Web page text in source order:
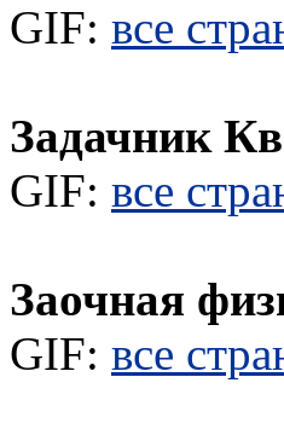
GIF: все
Задачник
GIF: все
Заочная
GIF: все